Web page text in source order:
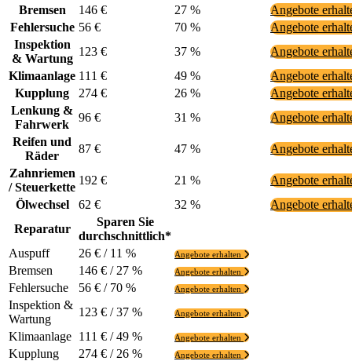
Bremsen
146 € 27 %
Angebote
Fehlersuche 56 € 70 %
Angebote
Inspektion
& Wartung
123 € 37 %
Angebote
Klimaanlage 111 € 49 %
Angebote
Kupplung
274 € 26 %
Angebote
Lenkung &
Fahrwerk
96 € 31 %
Angebote
Reifen und
Räder
87 € 47 %
Angebote
Zahnriemen
/ Steuerkette
192 € 21 %
Angebote
Ölwechsel
62 € 32 %
Angebote
Reparatur
Sparen Sie
durchschnittlich*
Auspuff
26 € / 11 % Angebote erhalten
Bremsen 146 € / 27 % Angebote erhalten
Fehlersuche 56 € / 70 % Angebote erhalten
Inspektion &
Wartung
123 € / 37 % Angebote erhalten
Klimaanlage 111 € / 49 % Angebote erhalten
Kupplung 274 € / 26 % Angebote erhalten